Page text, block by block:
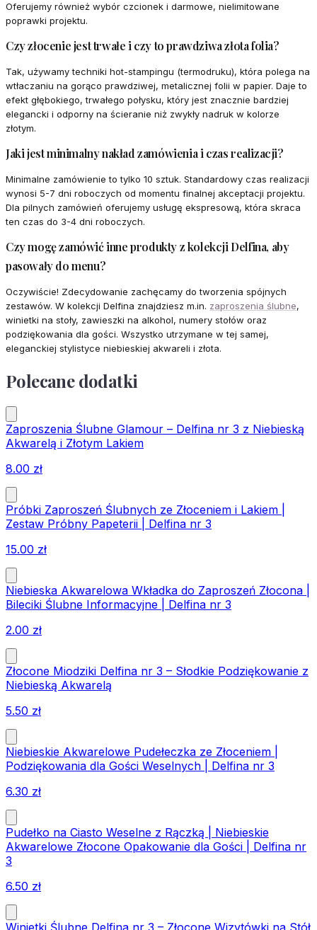
Oferujemy również wybór czcionek i darmowe, nielimitowane
poprawki projektu.
Czy złocenie jest trwałe i czy to prawdziwa złota folia?
Tak, używamy techniki hot-stampingu (termodruku), która polega na
wtłaczaniu na gorąco prawdziwej, metalicznej folii w papier. Daje to
efekt głębokiego, trwałego połysku, który jest znacznie bardziej
elegancki i odporny na ścieranie niż zwykły nadruk w kolorze
złotym.
Jaki jest minimalny nakład zamówienia i czas realizacji?
Minimalne zamówienie to tylko 10 sztuk. Standardowy czas realizacji
wynosi 5-7 dni roboczych od momentu finalnej akceptacji projektu.
Dla pilnych zamówień oferujemy usługę ekspresową, która skraca
ten czas do 3-4 dni roboczych.
Czy mogę zamówić inne produkty z kolekcji Delfina, aby
pasowały do menu?
Oczywiście! Zdecydowanie zachęcamy do tworzenia spójnych
zestawów. W kolekcji Delfina znajdziesz m.in. zaproszenia ślubne,
winietki na stoły, zawieszki na alkohol, numery stołów oraz
podziękowania dla gości. Wszystko utrzymane w tej samej,
eleganckiej stylistyce niebieskiej akwareli i złota.
Polecane dodatki
Zaproszenia Ślubne Glamour – Delfina nr 3 z Niebieską
Akwarelą i Złotym Lakiem
8.00 zł
Próbki Zaproszeń Ślubnych ze Złoceniem i Lakiem |
Zestaw Próbny Papeterii | Delfina nr 3
15.00 zł
Niebieska Akwarelowa Wkładka do Zaproszeń Złocona |
Bileciki Ślubne Informacyjne | Delfina nr 3
2.00 zł
Złocone Miodziki Delfina nr 3 – Słodkie Podziękowanie z
Niebieską Akwarelą
5.50 zł
Niebieskie Akwarelowe Pudełeczka ze Złoceniem |
Podziękowania dla Gości Weselnych | Delfina nr 3
6.30 zł
Pudełko na Ciasto Weselne z Rączką | Niebieskie
Akwarelowe Złocone Opakowanie dla Gości | Delfina nr
3
6.50 zł